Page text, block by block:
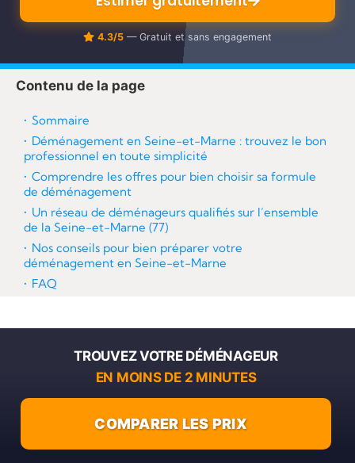
4.3/5 — Gratuit et sans engagement
Contenu de la page
Sommaire
Déménagement en Seine-et-Marne : trouvez le bon
professionnel en toute simplicité
Comprendre les offres pour bien choisir sa formule
de déménagement
Un réseau de déménageurs qualifiés sur l’ensemble
de la Seine-et-Marne (77)
Nos conseils pour bien préparer votre
déménagement en Seine-et-Marne
FAQ
TROUVEZ VOTRE DÉMÉNAGEUR
EN MOINS DE 2 MINUTES
COMPARER LES PRIX